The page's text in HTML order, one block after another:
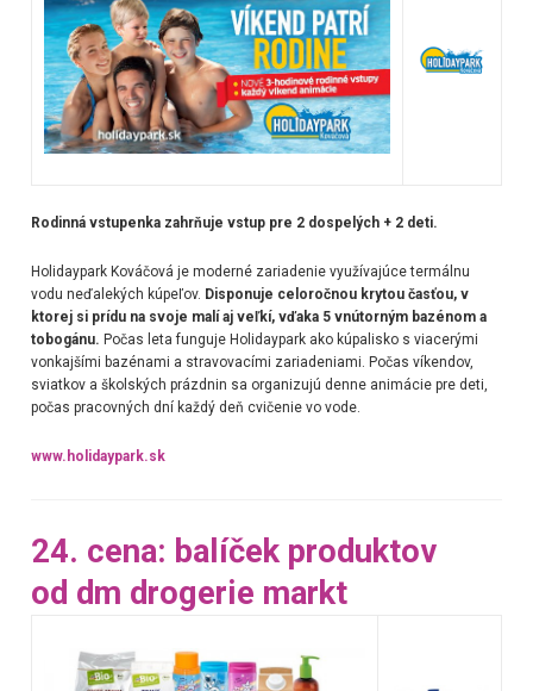
Rodinná vstupenka zahrňuje vstup pre 2 dospelých + 2 deti.
Holidaypark Kováčová je moderné zariadenie využívajúce termálnu
vodu neďalekých kúpeľov. Disponuje celoročnou krytou časťou, v
ktorej si prídu na svoje malí aj veľkí, vďaka 5 vnútorným bazénom a
tobogánu. Počas leta funguje Holidaypark ako kúpalisko s viacerými
vonkajšími bazénami a stravovacími zariadeniami. Počas víkendov,
sviatkov a školských prázdnin sa organizujú denne animácie pre deti,
počas pracovných dní každý deň cvičenie vo vode.
www.holidaypark.sk
24. cena: balíček produktov
od dm drogerie markt